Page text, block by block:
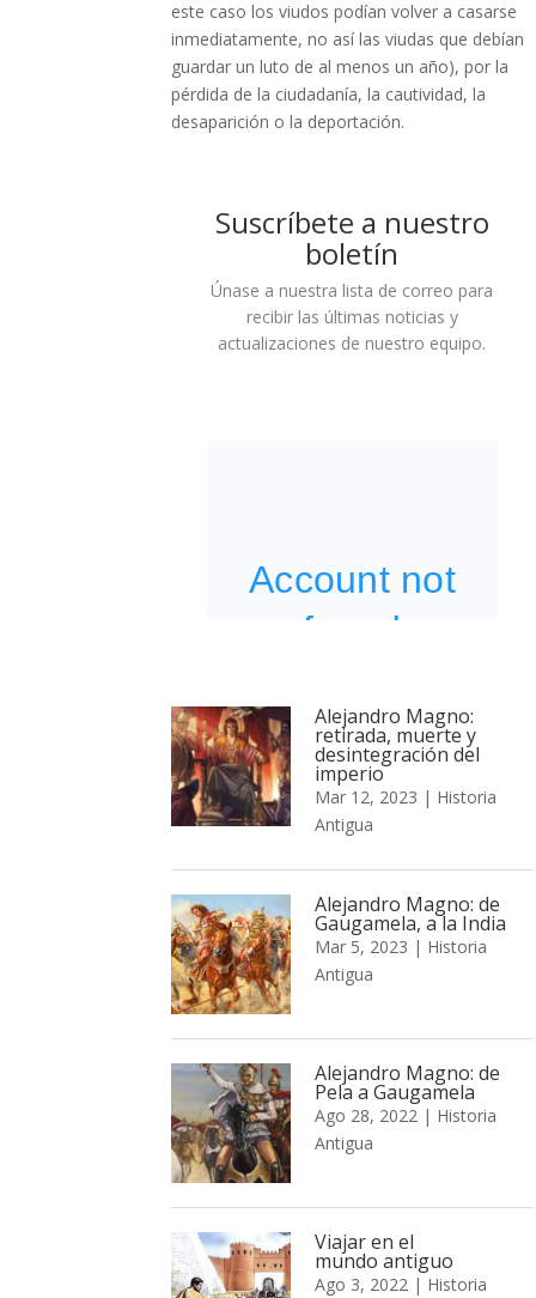
este caso los viudos podían volver a casarse
inmediatamente, no así las viudas que debían
guardar un luto de al menos un año), por la
pérdida de la ciudadanía, la cautividad, la
desaparición o la deportación.
Suscríbete a nuestro
boletín
Únase a nuestra lista de correo para
recibir las últimas noticias y
actualizaciones de nuestro equipo.
Alejandro Magno:
retirada, muerte y
desintegración del
imperio
Mar 12, 2023 | Historia
Antigua
Alejandro Magno: de
Gaugamela, a la India
Mar 5, 2023 | Historia
Antigua
Alejandro Magno: de
Pela a Gaugamela
Ago 28, 2022 | Historia
Antigua
Viajar en el
mundo antiguo
Ago 3, 2022 | Historia